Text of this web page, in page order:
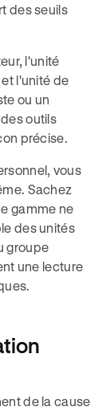
des seuils
l'unité
l'unité de
ou un
outils
précise.
vous
Sachez
gamme ne
des unités
groupe
une lecture
de la cause